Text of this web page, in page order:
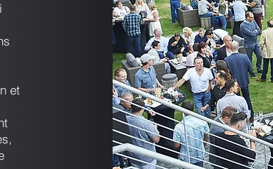
et